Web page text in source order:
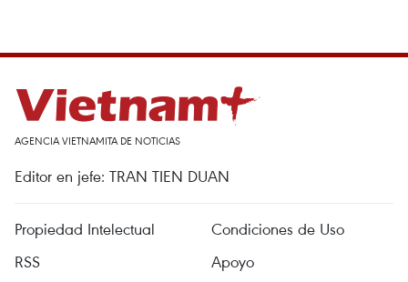
AGENCIA VIETNAMITA DE NOTICIAS
Editor en jefe: TRAN TIEN DUAN
Propiedad Intelectual
Condiciones de Uso
RSS
Apoyo